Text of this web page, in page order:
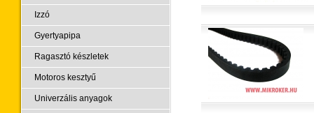
Izzó
Gyertyapipa
Ragasztó készletek
Motoros kesztyű
Univerzális anyagok